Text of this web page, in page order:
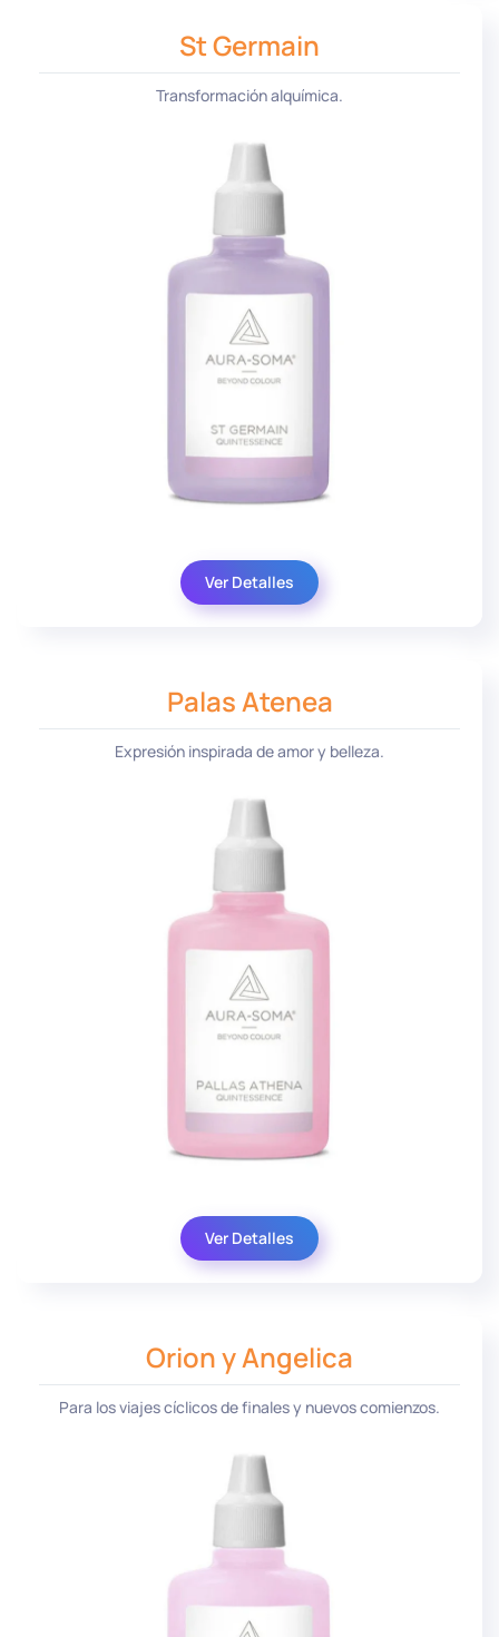
St Germain
Transformación alquímica.
Ver Detalles
Palas Atenea
Expresión inspirada de amor y belleza.
Ver Detalles
Orion y Angelica
Para los viajes cíclicos de finales y nuevos comienzos.